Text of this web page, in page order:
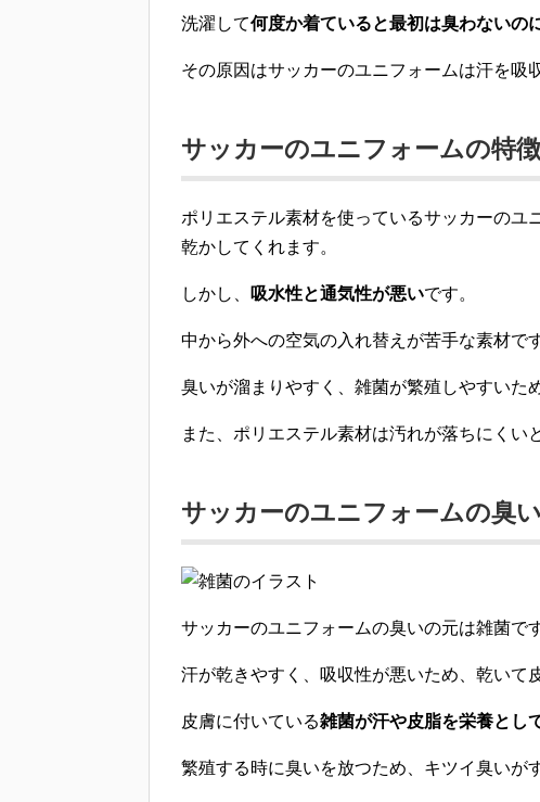
洗濯して何度か着ていると最初は臭わないの
その原因はサッカーのユニフォームは汗を吸
サッカーのユニフォームの特徴
ポリエステル素材を使っているサッカーのユ
乾かしてくれます。
しかし、 吸水性と通気性が悪いです。
中から外への空気の入れ替えが苦手な素材です
臭いが溜まりやすく、雑菌が繁殖しやすいた
また、ポリエステル素材は汚れが落ちにくい
サッカーのユニフォームの臭
サッカーのユニフォームの臭いの元は雑菌で
汗が乾きやすく、吸収性が悪いため、 乾いて
皮膚に付いている雑菌が汗や皮脂を栄養とし
繁殖する時に臭いを放つため、キツイ臭いが